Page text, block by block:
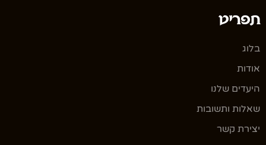
תפריט
בלוג
אודות
היעדים שלנו
שאלות ותשובות
יצירת קשר